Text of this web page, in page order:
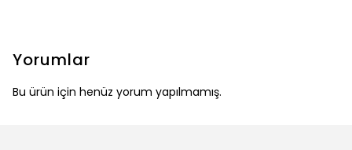
Yorumlar
Bu ürün için henüz yorum yapılmamış.